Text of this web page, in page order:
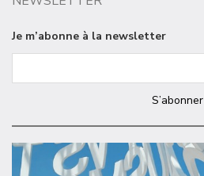
Je m’abonne à la newsletter
S’abonner